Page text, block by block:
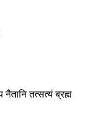
नैतानि तत्सत्यं ब्रह्म